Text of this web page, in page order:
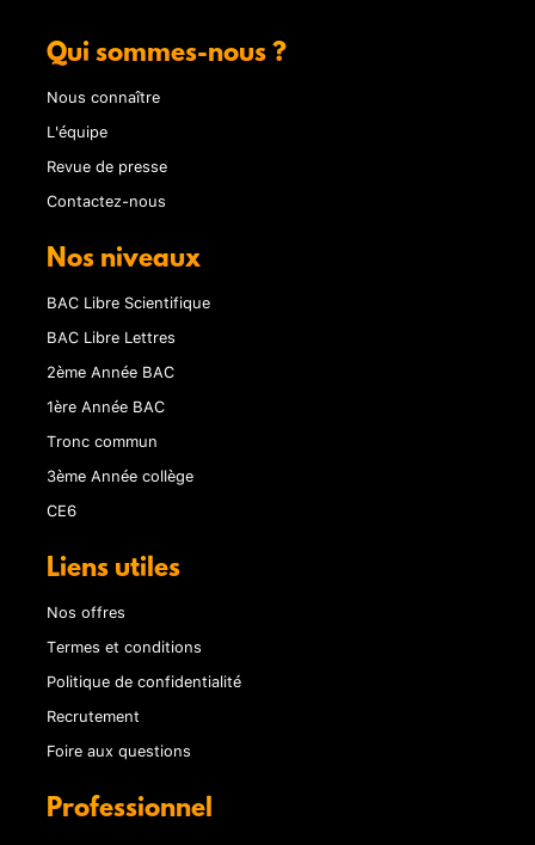
Qui sommes-nous ?
Nous connaître
L'équipe
Revue de presse
Contactez-nous
Nos niveaux
BAC Libre Scientifique
BAC Libre Lettres
2ème Année BAC
1ère Année BAC
Tronc commun
3ème Année collège
CE6
Liens utiles
Nos offres
Termes et conditions
Politique de confidentialité
Recrutement
Foire aux questions
Professionnel